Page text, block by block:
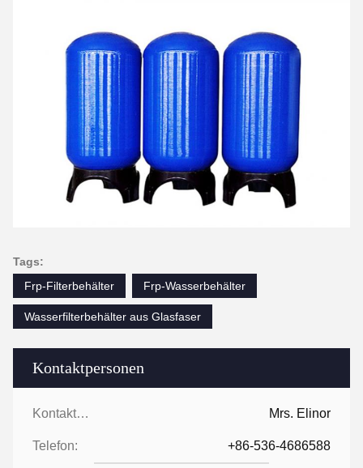
Kontaktpersonen
Kontaktpersonen: Mrs. Elinor
Telefon: +86-536-4686588
Tags:
Frp-Filterbehälter
Frp-Wasserbehälter
Wasserfilterbehälter aus Glasfaser